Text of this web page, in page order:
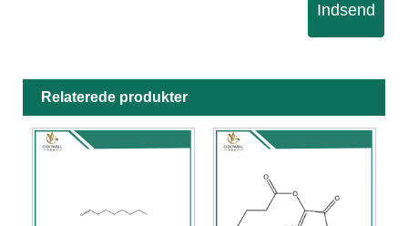
Indsend
Relaterede produkter